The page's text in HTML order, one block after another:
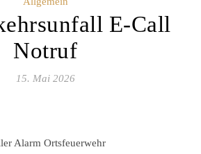
E-Call
Notruf
15. Mai 2026
Alarm Ortsfeuerwehr